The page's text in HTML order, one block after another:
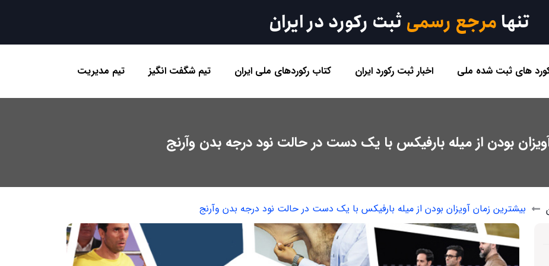
تنهامرجع رسمیثبت رکورد در ایران
های ثبت شده ملی اخبار ثبت رکورد ایران کتاب رکوردهای ملی ایران تیم شگفت انگیز تیم مدیریت
بودن از میله بارفیکس با یک دست در حالت نود درجه بدن وآرنج
بیشترین زمان آویزان بودن از میله بارفیکس با یک دست در حالت نود درجه بدن وآرنج